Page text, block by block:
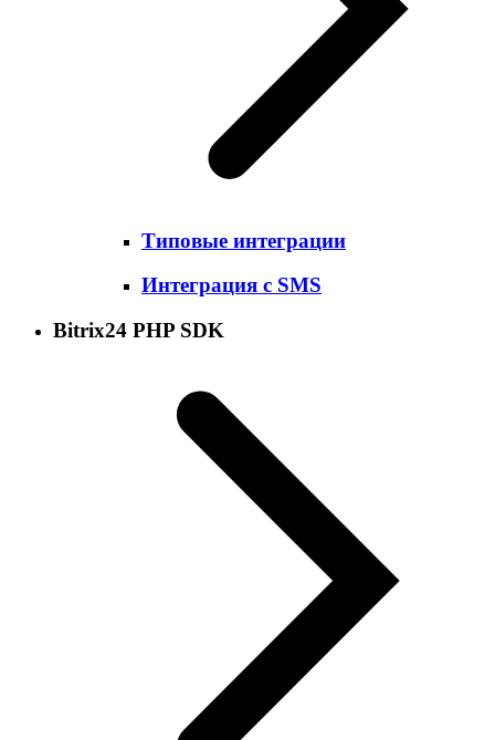
Типовые интеграции
Интеграция с SMS
Bitrix24 PHP SDK